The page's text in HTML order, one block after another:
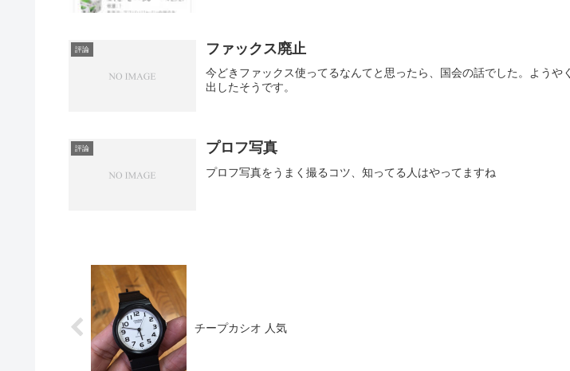
評論 ファックス廃止
今どきファックス使ってるなんてと思ったら、国会の話でした。ようや
出したそうです。
評論 プロフ写真
プロフ写真をうまく撮るコツ、知ってる人はやってますね
チープカシオ 人気